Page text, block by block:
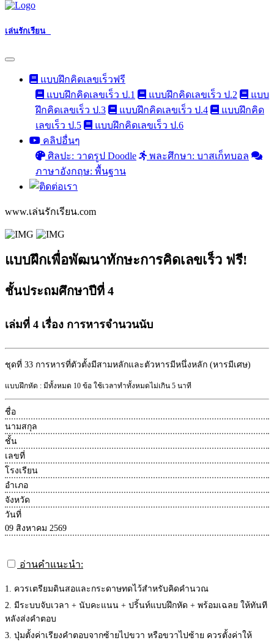
เล่นรักเรียน
แบบฝึกคิดเลขเร็วฟรี
แบบฝึกคิดเลขเร็ว ป.1
แบบฝึกคิดเลขเร็ว ป.2
แบบ
ฝึกคิดเลขเร็ว ป.3
แบบฝึกคิดเลขเร็ว ป.4
แบบฝึกคิด
เลขเร็ว ป.5
แบบฝึกคิดเลขเร็ว ป.6
คลิปอื่นๆ
ศิลปะ: วาดรูป Doodle
พละศึกษา: บาสเก็ทบอล
ภาษาอังกฤษ: พื้นฐาน
www.เล่นรักเรียน.com
แบบฝึกเพื่อพัฒนาทักษะการคิดเลขเร็ว ฟรี!
ชั้นประถมศึกษาปีที่ 4
เล่มที่ 4 เรื่อง การหารจำนวนนับ
ชุดที่ 33 การหารที่ตัวตั้งมีสามหลักและตัวหารมีหนึ่งหลัก (หารมีเศษ)
แบบฝึกหัด : มีทั้งหมด 10 ข้อ ใช้เวลาทำทั้งหมดไม่เกิน 5 นาที
ชื่อ
นามสกุล
ชั้น
เลขที่
โรงเรียน
อำเภอ
จังหวัด
วันที่
09 สิงหาคม 2569
อ่านคำแนะนำ:
1. ควรเตรียมดินสอและกระดาษทดไว้สำหรับคิดคำนวณ
2. มีระบบจับเวลา + นับคะแนน + ปริ้นท์แบบฝึกหัด + พร้อมเฉลย ให้ทันที
หลังส่งคำตอบ
3. ปุ่มตั้งค่าเรียงคำตอบจากซ้ายไปขวา หรือขวาไปซ้าย ควรตั้งค่าให้